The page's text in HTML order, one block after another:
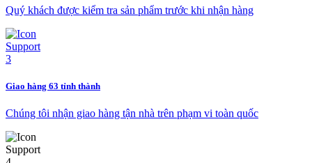
Quý khách được kiểm tra sản phẩm trước khi nhận hàng
Giao hàng 63 tỉnh thành
Chúng tôi nhận giao hàng tận nhà trên phạm vi toàn quốc